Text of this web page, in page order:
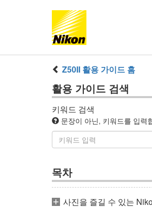
Z50II 활용 가이드 홈
활용 가이드 검색
키워드 검색
문장이 아닌, 키워드를 입력
목차
사진을 즐길 수 있는